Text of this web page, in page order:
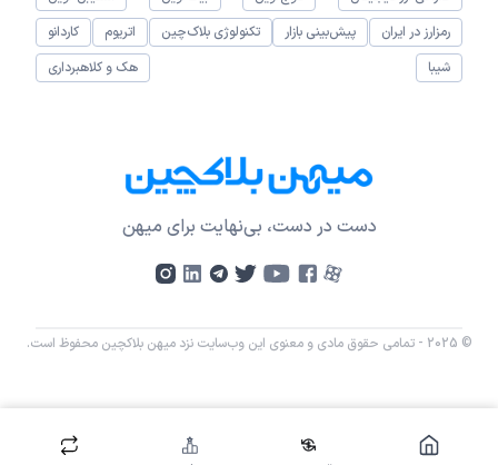
رمزارز در ایران
پیش‌بینی بازار تکنولوژی بلاک‌چین اتریوم
کاردانو
شیبا
هک و کلاهبرداری
دست در دست، بی‌نهایت برای میهن
© 2025 - تمامی حقوق مادی و معنوی این وب‌سایت نزد میهن بلاکچین محفوظ است.